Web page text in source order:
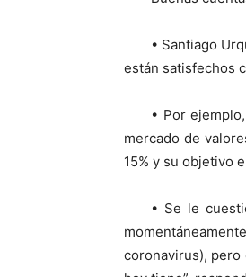
• Santiago
están satisfechos
• Por
mercado de
15% y su objetivo
• Se le
coronavirus), pero